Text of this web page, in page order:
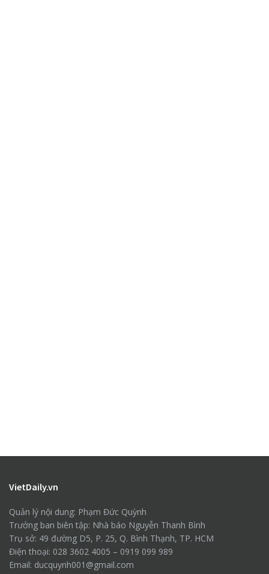
VietDaily.vn
Quản lý nội dung: Phạm Đức Quỳnh
Trưởng ban biên tập: Nhà báo Nguyễn Thanh Bình
Trụ sở: 49 đường D5, P. 25, Q. Bình Thạnh, TP. HCM
Điện thoại: 028 3602 4005 – 0919 099 989
Email: ducquynh001@gmail.com